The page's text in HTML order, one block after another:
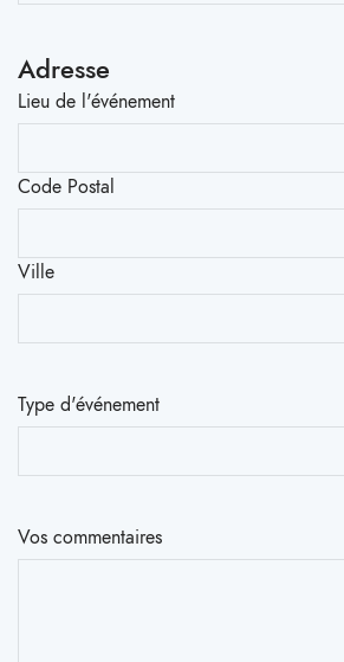
Adresse
Lieu de l'événement
Code Postal
Ville
Type d'événement
Vos commentaires